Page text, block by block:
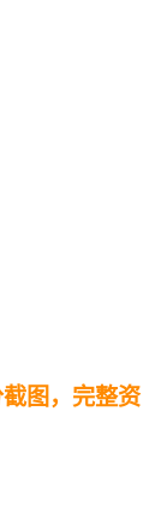
图，完整资